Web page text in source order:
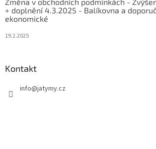
+ doplnění 4.3.2025 - Balíkovna a
ekonomické
19.2.2025
Kontakt
info@jatymy.cz